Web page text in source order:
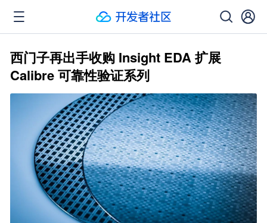
西门子再出手收购 Insight EDA 扩展
Calibre 可靠性验证系列